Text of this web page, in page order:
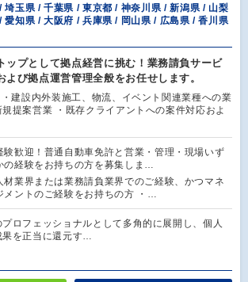
埼玉県 / 千葉県 / 東京都 / 神奈川県 / 新潟県 / 山梨
愛知県 / 大阪府 / 兵庫県 / 岡山県 / 広島県 / 香川県
ップとして拠点経営に挑む！業務請負サービ
よび拠点運営管理全般をお任せします。
建設内外装施工、物流、イベント関連業種への業
提案営業 ・既存クライアントへの案件対応およ
験歓迎！普通自動車免許と営業・管理・現場いず
の経験をお持ちの方を募集しま…
材業界または業務請負業界でのご経験、かつマネ
メントのご経験をお持ちの方 ・…
ロフェッショナルとして多角的に展開し、個人
果を正当に還元す…